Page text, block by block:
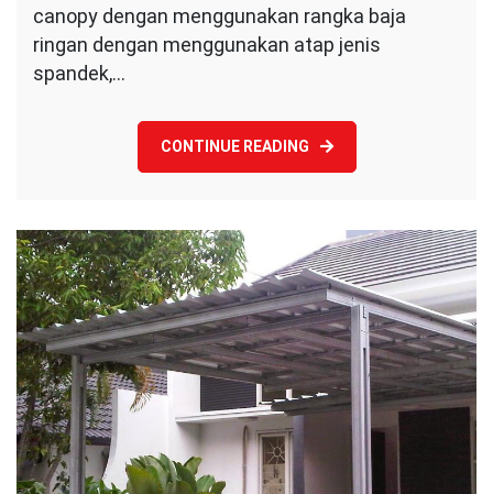
canopy dengan menggunakan rangka baja
ringan dengan menggunakan atap jenis
spandek,…
CONTINUE READING